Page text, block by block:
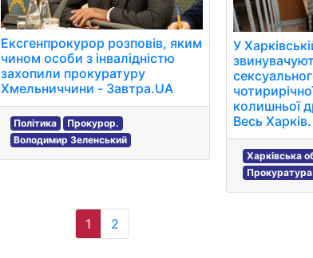
Ексгенпрокурор розповів, яким
чином особи з інвалідністю
захопили прокуратуру
Хмельниччини - Завтра.UA
Політика
Прокурор.
Володимир Зеленський
У
колишньої
Весь Харків.
Харківська
Прокуратура
1 2